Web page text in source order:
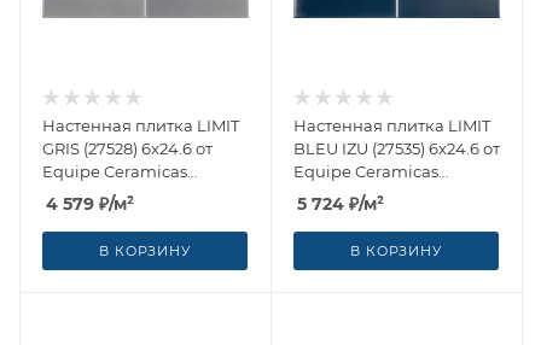
Настенная плитка LIMIT
GRIS (27528) 6x24.6 от
Equipe Ceramicas
(Испания)
4 579 ₽/м²
В КОРЗИНУ
Настенная плитка LIMIT
BLEU IZU (27535) 6x24.6 от
Equipe Ceramicas
(Испания)
5 724 ₽/м²
В КОРЗИНУ